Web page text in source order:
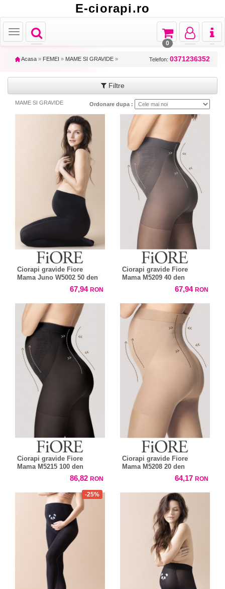
E-ciorapi.ro
Toggle
navigation
Toggle
Toggle
navigation
Toggle
navigation
Toggle
navigation
0
Acasa » FEMEI » MAME SI GRAVIDE » Telefon: 0371236352
Filtre
MAME SI GRAVIDE Ordonare dupa :
Ciorapi gravide Fiore
Mama Juno W5002 50 den
67,94 RON
Ciorapi gravide Fiore
Mama M5209 40 den
67,94 RON
Ciorapi gravide Fiore
Mama M5215 100 den
86,82 RON
Ciorapi gravide Fiore
Mama M5208 20 den
64,17 RON
-25%